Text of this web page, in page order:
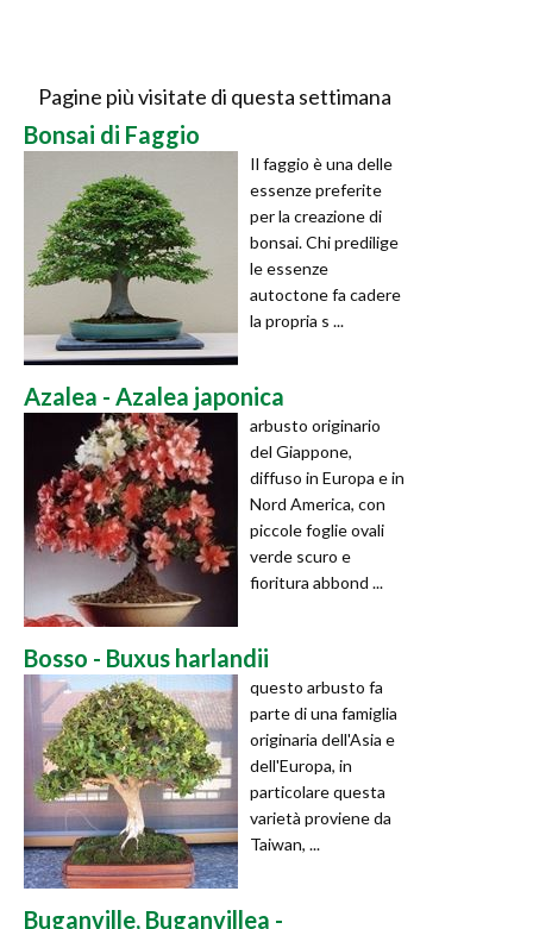
Pagine più visitate di questa settimana
Bonsai di Faggio
Il faggio è una delle
essenze preferite
per la creazione di
bonsai. Chi predilige
le essenze
autoctone fa cadere
la propria s ...
Azalea - Azalea japonica
arbusto originario
del Giappone,
diffuso in Europa e in
Nord America, con
piccole foglie ovali
verde scuro e
fioritura abbond ...
Bosso - Buxus harlandii
questo arbusto fa
parte di una famiglia
originaria dell'Asia e
dell'Europa, in
particolare questa
varietà proviene da
Taiwan, ...
Buganville, Buganvillea -